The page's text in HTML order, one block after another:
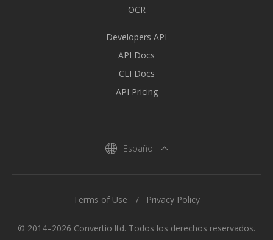
OCR
Developers API
API Docs
CLI Docs
API Pricing
Español
© 2014–2026 Convertio ltd. Todos los derechos reservados.
Terms of Use Privacy Policy